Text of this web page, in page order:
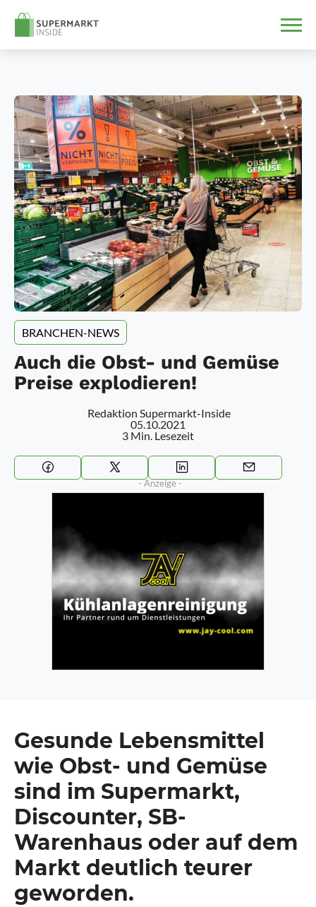
BRANCHEN-NEWS
Auch die Obst- und Gemüse
Preise explodieren!
Redaktion Supermarkt-Inside
05.10.2021
3 Min. Lesezeit
Gesunde Lebensmittel
wie Obst- und Gemüse
sind im Supermarkt,
Discounter, SB-
Warenhaus oder auf dem
Markt deutlich teurer
geworden.